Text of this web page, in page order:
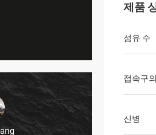
제품
섬유 수
접속구
신병